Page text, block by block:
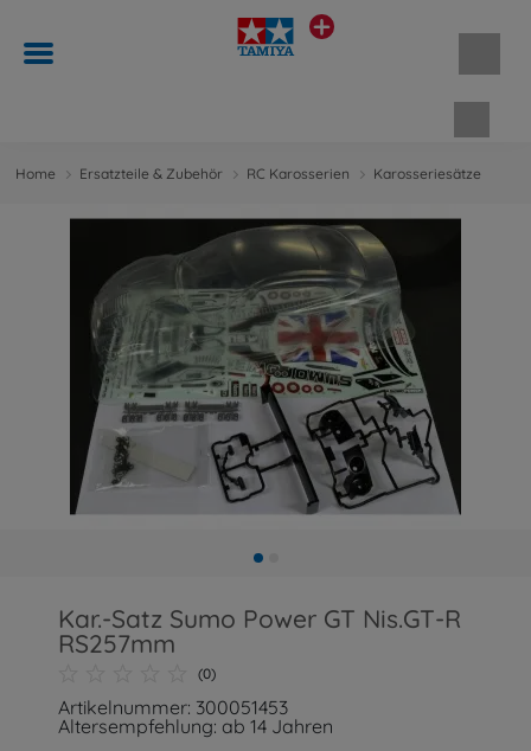
Home Ersatzteile & Zubehör RC Karosserien Karosseriesätze
Kar.-Satz Sumo Power GT Nis.GT-R
RS257mm
(0)
Artikelnummer: 300051453
Altersempfehlung: ab 14 Jahren